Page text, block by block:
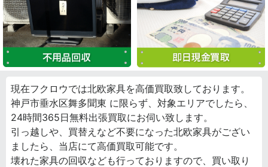
現在フクロウでは北欧家具を高価買取致しております。
神戸市垂水区舞多聞東 に限らず、対象エリアでしたら、
24時間365日無料出張買取にお伺い致します。
引っ越しや、買替えなど不要になった北欧家具がござい
ましたら、当店にて高価買取可能です。
壊れた家具の回収なども行っておりますので、買い取り